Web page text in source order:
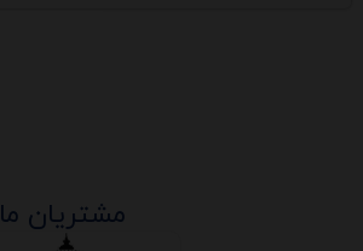
مشتریان ما